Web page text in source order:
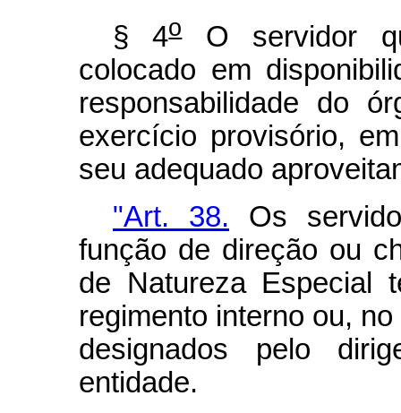
§ 4oO servidor
colocado em
responsabilidade do
exercício provisório,
seu adequado
"Art. 38. Os
função de direção ou
de Natureza Especial
regimento interno ou,
designados pelo
entidade.